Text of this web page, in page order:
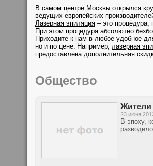
В самом центре Москвы открылся
ведущих европейских
Лазерная эпиляция – это процедура,
При этом процедура абсолютно
Приходите к нам в любое удобное
но и по цене. Например, лазерная
предоставлена дополнительная
Общество
Жители
23 июня
В эпоху,